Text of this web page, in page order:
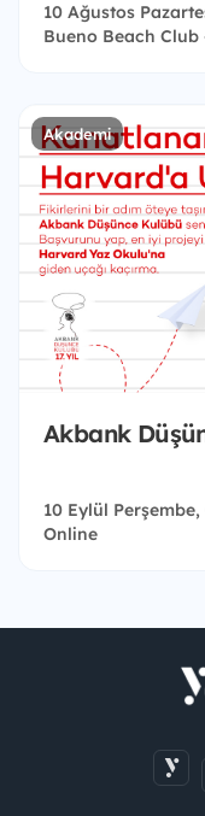
10 Ağustos
Bueno Beach
Akademi
Akbank
10 Eylül
Online